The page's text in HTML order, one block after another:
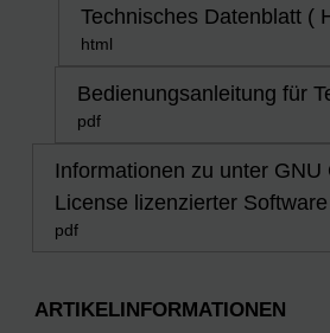
Technisches Datenblatt (
html
Bedienungsanleitung für
pdf
Informationen zu unter GNU
License lizenzierter Software
pdf
ARTIKELINFORMATIONEN